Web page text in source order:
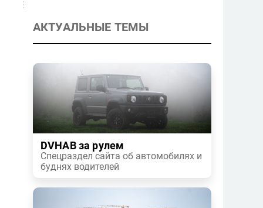
АКТУАЛЬНЫЕ ТЕМЫ
DVHAB за рулем
Спецраздел сайта об автомобилях и
буднях водителей